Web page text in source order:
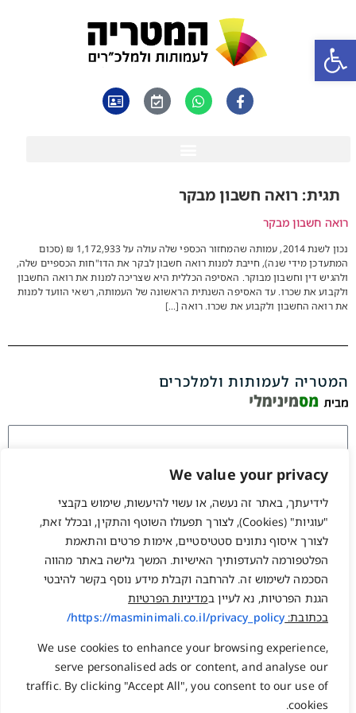
פתח סרגל נגישות
We value your privacy
לידיעתך, באתר זה נעשה, או עשוי להיעשות, שימוש בקבצי
"עוגיות" (Cookies), לצורך תפעולו השוטף והתקין, ובכלל זאת,
לצורך איסוף נתונים סטטיסטיים, אימות פרטים והתאמת
הפלטפורמה להעדפותיך האישיות. המשך גלישה באתר מהווה
הסכמה לשימוש זה. להרחבה וקבלת מידע נוסף בקשר להיבטי
הגנת הפרטיות, נא לעיין במדיניות הפרטיות
בכתובת: https://masminimali.co.il/privacy_policy/
We use cookies to enhance your browsing experience,
serve personalised ads or content, and analyse our
traffic. By clicking "Accept All", you consent to our use of
cookies.
תגית: רואה חשבון מבקר
רואה חשבון מבקר
נכון לשנת 2014, עמותה שהמחזור הכספי שלה עולה על 1,172,933 ₪ (סכום
המתעדכן מידי שנה), חייבת למנות רואה חשבון לבקר את הדו"חות הכספיים שלה,
ולהגיש דין וחשבון מבוקר. האסיפה הכללית היא שצריכה למנות את רואה החשבון
ולקבוע את שכרו. עד האסיפה השנתית הראשונה של העמותה, רשאי הוועד למנות
את רואה החשבון ולקבוע את שכרו. רואה […]
המטריה לעמותות ולמלכרים
זכור אותי
התחברות
המלאכה 17, בנימינה
ת.ד. 1584 גבעת עדה 3780800
משרד: 077-2231222
פקס : 03-5098131
ראשי